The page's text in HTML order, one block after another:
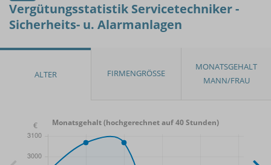
Vergütungsstatistik Servicetechniker -
Sicherheits- u. Alarmanlagen
Monatsgehalt (hochgerechnet auf 40 Stunden)